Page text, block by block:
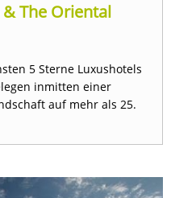
The Oriental
5 Sterne Luxushotels
inmitten einer
auf mehr als 25.